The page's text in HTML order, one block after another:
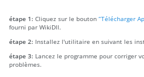
étape 1: Cliquez sur le bouton “Télécharger
fourni par WikiDll.
étape 2: Installez l'utilitaire en suivant les
étape 3: Lancez le programme pour corriger
problèmes.